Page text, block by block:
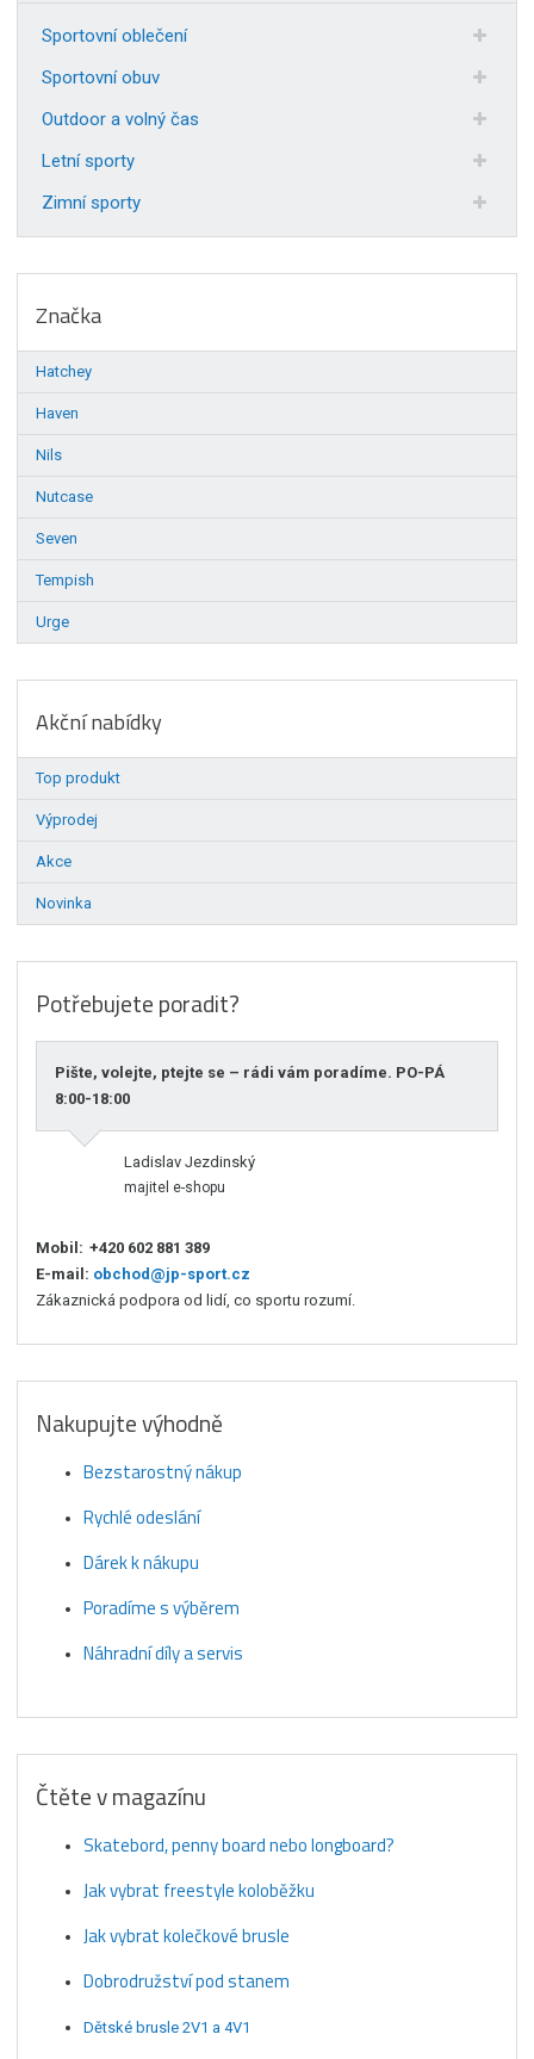
Sportovní oblečení
Sportovní obuv
Outdoor a volný čas
Letní sporty
Zimní sporty
Značka
Hatchey
Haven
Nils
Nutcase
Seven
Tempish
Urge
Akční nabídky
Top produkt
Výprodej
Akce
Novinka
Potřebujete poradit?
Pište, volejte, ptejte se – rádi vám poradíme. PO-PÁ
8:00-18:00
Ladislav Jezdinský
majitel e-shopu
Mobil: +420 602 881 389
E-mail: obchod@jp-sport.cz
Zákaznická podpora od lidí, co sportu rozumí.
Nakupujte výhodně
Bezstarostný nákup
Rychlé odeslání
Dárek k nákupu
Poradíme s výběrem
Náhradní díly a servis
Čtěte v magazínu
Skatebord, penny board nebo longboard?
Jak vybrat freestyle koloběžku
Jak vybrat kolečkové brusle
Dobrodružství pod stanem
Dětské brusle 2V1 a 4V1